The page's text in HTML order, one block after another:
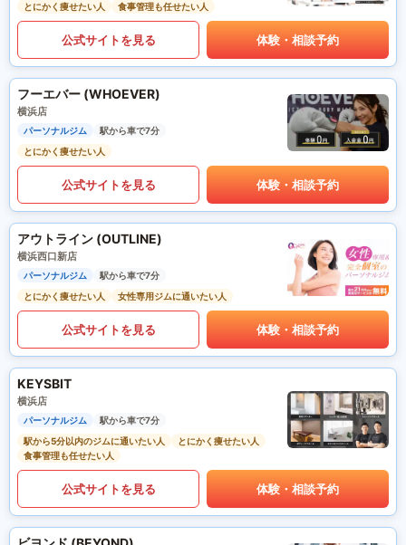
とにかく痩せたい人
食事管理も任せたい人
公式サイトを見る 体験・相談予約
フーエバー (WHOEVER)
横浜店
パーソナルジム
駅から車で7分
とにかく痩せたい人
公式サイトを見る 体験・相談予約
アウトライン (OUTLINE)
横浜西口新店
パーソナルジム
駅から車で7分
とにかく痩せたい人
女性専用ジムに通いたい人
公式サイトを見る 体験・相談予約
KEYSBIT
横浜店
パーソナルジム
駅から車で7分
駅から5分以内のジムに通いたい人
とにかく痩せたい人
食事管理も任せたい人
公式サイトを見る 体験・相談予約